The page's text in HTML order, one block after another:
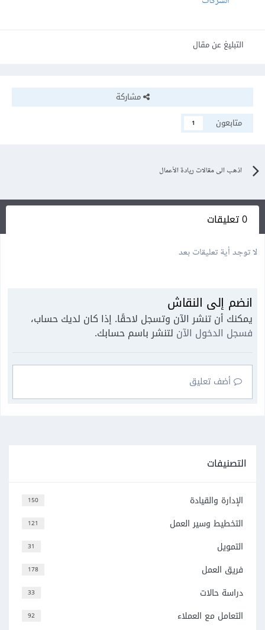
التبليغ عن مقال
مشاركة
متابعون
1
اذهب الى مقالات ريادة الأعمال
0 تعليقات
لا توجد أية تعليقات بعد
انضم إلى النقاش
يمكنك أن تنشر الآن وتسجل لاحقًا. إذا كان لديك حساب،
فسجل الدخول الآن لتنشر باسم حسابك.
أضف تعليق
التصنيفات
150 الإدارة والقيادة
121 التخطيط وسير العمل
31 التمويل
178 فريق العمل
33 دراسة حالات
92 التعامل مع العملاء